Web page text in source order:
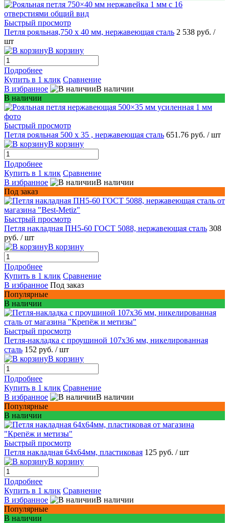
Быстрый просмотр
Петля рояльная,750 х 40 мм, нержавеющая сталь 2 538 руб. /
шт
В корзину
Подробнее
Купить в 1 клик Сравнение
В избранное
В наличии
В наличии
Быстрый просмотр
Петля рояльная 500 х 35 , нержавеющая сталь 651.76 руб. / шт
В корзину
Подробнее
Купить в 1 клик Сравнение
В избранное
В наличии
Под заказ
Быстрый просмотр
Петля накладная ПН5-60 ГОСТ 5088, нержавеющая сталь 308
руб. / шт
В корзину
Подробнее
Купить в 1 клик Сравнение
В избранное Под заказ
Популярные
В наличии
Быстрый просмотр
Петля-накладка с проушиной 107x36 мм, никелированная
сталь 152 руб. / шт
В корзину
Подробнее
Купить в 1 клик Сравнение
В избранное
В наличии
Популярные
В наличии
Быстрый просмотр
Петля накладная 64х64мм, пластиковая 125 руб. / шт
В корзину
Подробнее
Купить в 1 клик Сравнение
В избранное
В наличии
Популярные
В наличии